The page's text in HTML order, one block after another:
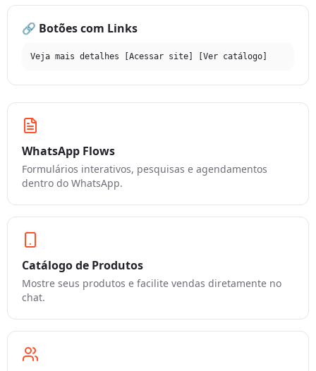
🔗 Botões com Links
Veja mais detalhes [Acessar site] [Ver catálogo]
WhatsApp Flows
Formulários interativos, pesquisas e agendamentos
dentro do WhatsApp.
Catálogo de Produtos
Mostre seus produtos e facilite vendas diretamente no
chat.